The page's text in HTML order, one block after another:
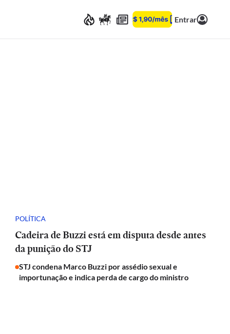
Entrar
POLÍTICA
Cadeira de Buzzi está em disputa desde antes
da punição do STJ
STJ condena Marco Buzzi por assédio sexual e
importunação e indica perda de cargo do ministro